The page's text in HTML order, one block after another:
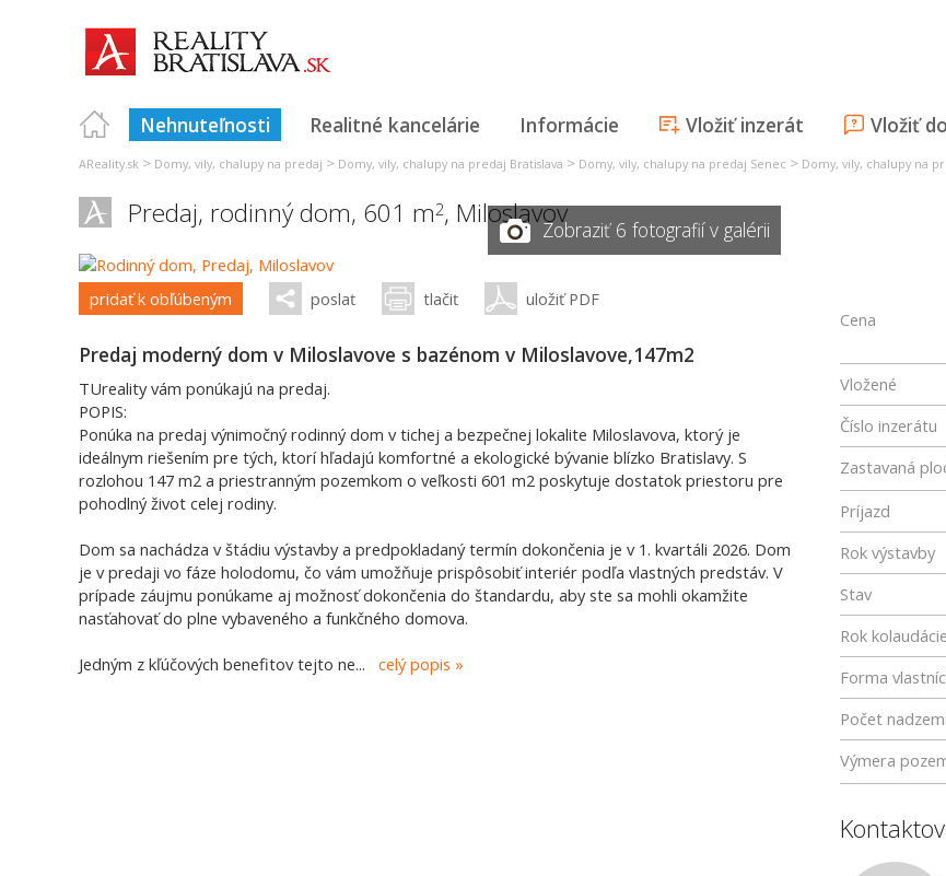
Nehnuteľnosti Realitné kancelárie Informácie Vložiť inzerát Vložiť
AReality.sk > Domy, vily, chalupy na predaj > Domy, vily, chalupy na predaj Bratislava > Domy, vily, chalupy na predaj Senec > Domy, vily, chalupy na
Predaj, rodinný dom, 601 m2, MiloslavovZobraziť 6 fotografií v galérii
pridať k obľúbeným poslať tlačiť uložiť PDF
Predaj moderný dom v Miloslavove s bazénom v Miloslavove,147m2
TUreality vám ponúkajú na predaj.
POPIS:
Ponúka na predaj výnimočný rodinný dom v tichej a bezpečnej lokalite Miloslavova, ktorý je
ideálnym riešením pre tých, ktorí hľadajú komfortné a ekologické bývanie blízko Bratislavy. S
rozlohou 147 m2 a priestranným pozemkom o veľkosti 601 m2 poskytuje dostatok priestoru pre
pohodlný život celej rodiny.
Dom sa nachádza v štádiu výstavby a predpokladaný termín dokončenia je v 1. kvartáli 2026. Dom
je v predaji vo fáze holodomu, čo vám umožňuje prispôsobiť interiér podľa vlastných predstáv. V
prípade záujmu ponúkame aj možnosť dokončenia do štandardu, aby ste sa mohli okamžite
nasťahovať do plne vybaveného a funkčného domova.
Jedným z kľúčových benefitov tejto ne... celý popis
Cena
Vložené
Číslo inzerátu
Zastavaná
Príjazd
Rok výstavby
Stav
Rok kolaudácie
Forma
Počet
Výmera